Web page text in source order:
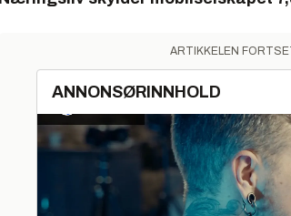
ARTIKKELEN
ANNONSØRINNHOLD